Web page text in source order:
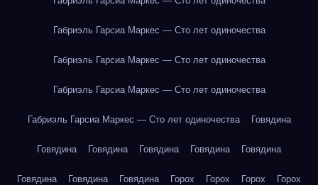
Габриэль Гарсиа Маркес — Сто лет одиночества
Габриэль Гарсиа Маркес — Сто лет одиночества
Габриэль Гарсиа Маркес — Сто лет одиночества
Габриэль Гарсиа Маркес — Сто лет одиночества Говядина
Говядина Говядина Говядина Говядина Говядина
Говядина Говядина Говядина Горох Горох Горох Горох